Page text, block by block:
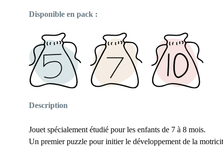
Disponible en pack :
Description
Jouet spécialement étudié pour les enfants de 7 à 8 mois.
Un premier puzzle pour initier le développement de la